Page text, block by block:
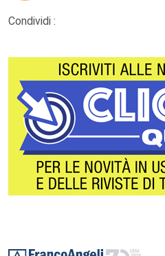
Condividi :